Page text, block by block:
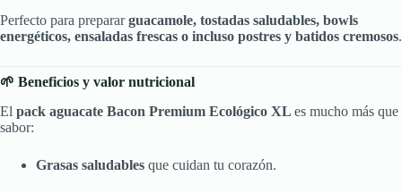
Perfecto para prepararguacamole, tostadas saludables, bowls
energéticos, ensaladas frescas o incluso postres y batidos cremosos.
🌱 Beneficios y valor nutricional
El pack aguacate Bacon Premium Ecológico XL es mucho más que
sabor:
Grasas saludables que cuidan tu corazón.